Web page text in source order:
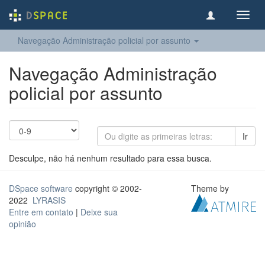
Navegação Administração policial por assunto
Navegação Administração
policial por assunto
Ir
Desculpe, não há nenhum resultado para essa busca.
DSpace software copyright © 2002-
2022 LYRASIS
Entre em contato | Deixe sua
opinião
Theme by